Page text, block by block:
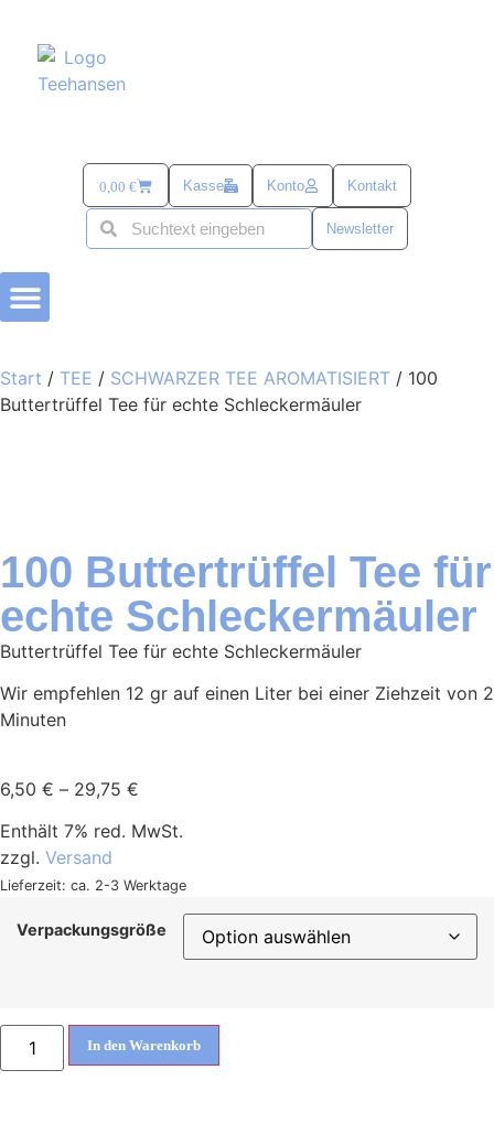
0,00 € Kasse Konto Kontakt
Newsletter
Start / TEE / SCHWARZER TEE AROMATISIERT / 100
Buttertrüffel Tee für echte Schleckermäuler
100 Buttertrüffel Tee für
echte Schleckermäuler
Buttertrüffel Tee für echte Schleckermäuler
Wir empfehlen 12 gr auf einen Liter bei einer Ziehzeit von 2
Minuten
6,50 € – 29,75 €
Enthält 7% red. MwSt.
zzgl. Versand
Lieferzeit: ca. 2-3 Werktage
Verpackungsgröße
In den Warenkorb